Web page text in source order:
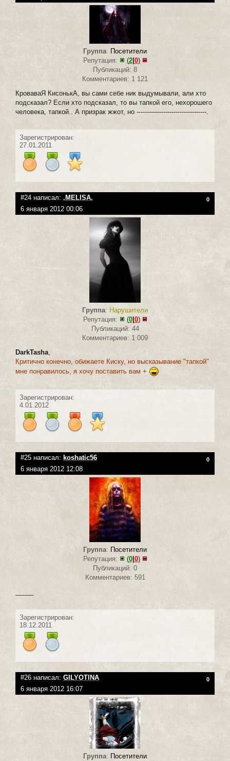
Группа: Посетители
Репутация:
(2| 0)
Публикаций: 8
Комментариев: 1 121
КроваваЯ КисонькА, вы сами себе ник выдумывали, али хто
подсказал? Если хто подсказал, то вы тапкой его, нехорошего
человека, тапкой.. А призрак жжот, но ----------------------------------.
Зарегистрирован:
27.01.2011
#24 написал: .MELISA. 0
6 января 2012 00:06
Группа: Нарушители
Репутация:
(0| 0)
Публикаций: 44
Комментариев: 1 009
DarkTasha,
Критично конечно, обижаете Киску, но высказывание "тапкой"
мне понравилось, я хочу поставить вам +
Зарегистрирован:
4.01.2012
#25 написал: koshatic56 0
6 января 2012 12:08
Группа: Посетители
Репутация:
(0| 0)
Публикаций: 0
Комментариев: 591
Зарегистрирован:
18.12.2011
#26 написал: GILYOTINA 0
6 января 2012 16:07
Группа: Посетители